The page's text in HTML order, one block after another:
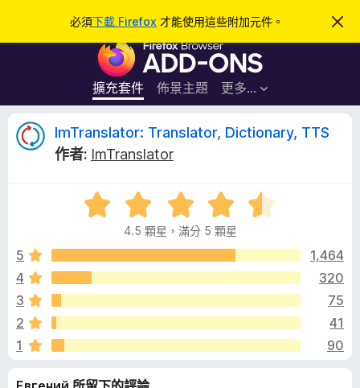
必須下載 Firefox 才能使用這些附加元件。
忽
此
F
r
e
覽
器
附
加
件
擴充套件 佈景主題 更多…
登入
I
r
a
n
s
ImTranslator: Translator, Dictionary, TTS
作者: ImTranslator
評
價
.
分
滿
5
4.5 顆星，滿分 5 顆星
5
1,464
4
320
3
75
2
41
1
90